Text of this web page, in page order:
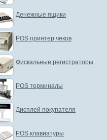
Денежные ящики
POS принтер чеков
Фискальные регистраторы
POS терминалы
Дисплей покупателя
POS клавиатуры